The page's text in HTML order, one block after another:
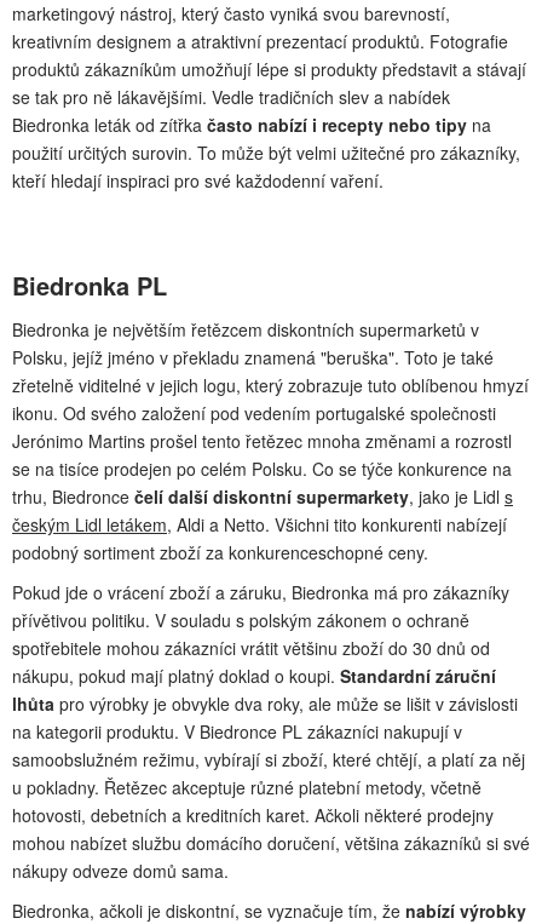
marketingový nástroj, který často vyniká svou barevností,
kreativním designem a atraktivní prezentací produktů. Fotografie
produktů zákazníkům umožňují lépe si produkty představit a stávají
se tak pro ně lákavějšími. Vedle tradičních slev a nabídek
Biedronka leták od zítřka často nabízí i recepty nebo tipy na
použití určitých surovin. To může být velmi užitečné pro zákazníky,
kteří hledají inspiraci pro své každodenní vaření.
Biedronka PL
Biedronka je největším řetězcem diskontních supermarketů v
Polsku, jejíž jméno v překladu znamená "beruška". Toto je také
zřetelně viditelné v jejich logu, který zobrazuje tuto oblíbenou hmyzí
ikonu. Od svého založení pod vedením portugalské společnosti
Jerónimo Martins prošel tento řetězec mnoha změnami a rozrostl
se na tisíce prodejen po celém Polsku. Co se týče konkurence na
trhu, Biedronce čelí další diskontní supermarkety, jako je Lidl s
českým Lidl letákem, Aldi a Netto. Všichni tito konkurenti nabízejí
podobný sortiment zboží za konkurenceschopné ceny.
Pokud jde o vrácení zboží a záruku, Biedronka má pro zákazníky
přívětivou politiku. V souladu s polským zákonem o ochraně
spotřebitele mohou zákazníci vrátit většinu zboží do 30 dnů od
nákupu, pokud mají platný doklad o koupi. Standardní záruční
lhůta pro výrobky je obvykle dva roky, ale může se lišit v závislosti
na kategorii produktu. V Biedronce PL zákazníci nakupují v
samoobslužném režimu, vybírají si zboží, které chtějí, a platí za něj
u pokladny. Řetězec akceptuje různé platební metody, včetně
hotovosti, debetních a kreditních karet. Ačkoli některé prodejny
mohou nabízet službu domácího doručení, většina zákazníků si své
nákupy odveze domů sama.
Biedronka, ačkoli je diskontní, se vyznačuje tím, že nabízí výrobky